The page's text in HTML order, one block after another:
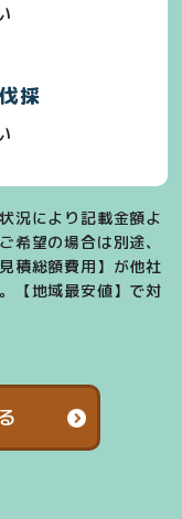
採
況により記載金額よ
希望の場合は別途、
積総額費用】が他社
【地域最安値】で対